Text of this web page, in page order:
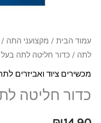
עמוד הבית / מקצועני התה /
לתה / כדור חליטה לתה בעל
מכשירים ציוד ואביזרים
כדור חליטה